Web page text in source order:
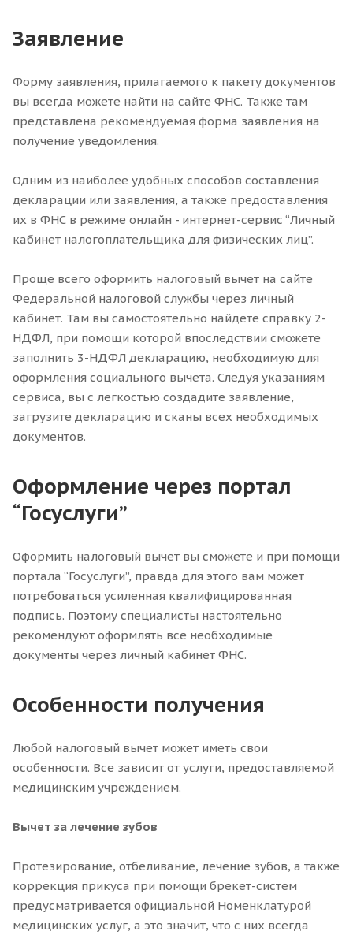
Заявление
Форму заявления, прилагаемого к пакету документов
вы всегда можете найти на сайте ФНС. Также там
представлена рекомендуемая форма заявления на
получение уведомления.
Одним из наиболее удобных способов составления
декларации или заявления, а также предоставления
их в ФНС в режиме онлайн - интернет-сервис “Личный
кабинет налогоплательщика для физических лиц”.
Проще всего оформить налоговый вычет на сайте
Федеральной налоговой службы через личный
кабинет. Там вы самостоятельно найдете справку 2-
НДФЛ, при помощи которой впоследствии сможете
заполнить 3-НДФЛ декларацию, необходимую для
оформления социального вычета. Следуя указаниям
сервиса, вы с легкостью создадите заявление,
загрузите декларацию и сканы всех необходимых
документов.
Оформление через портал
“Госуслуги”
Оформить налоговый вычет вы сможете и при помощи
портала “Госуслуги”, правда для этого вам может
потребоваться усиленная квалифицированная
подпись. Поэтому специалисты настоятельно
рекомендуют оформлять все необходимые
документы через личный кабинет ФНС.
Особенности получения
Любой налоговый вычет может иметь свои
особенности. Все зависит от услуги, предоставляемой
медицинским учреждением.
Вычет за лечение зубов
Протезирование, отбеливание, лечение зубов, а также
коррекция прикуса при помощи брекет-систем
предусматривается официальной Номенклатурой
медицинских услуг, а это значит, что с них всегда